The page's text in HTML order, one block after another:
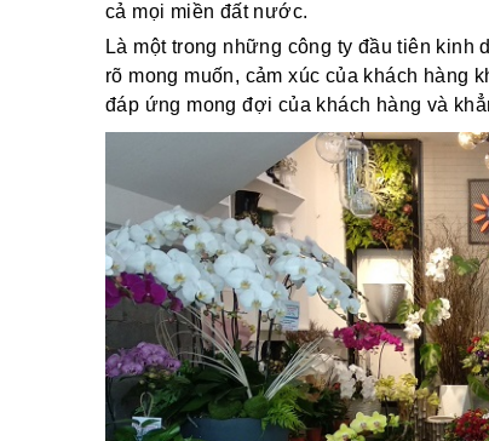
cả mọi miền đất nước.
Là một trong những công ty đầu tiên
rõ mong muốn, cảm xúc của khách hàng
đáp ứng mong đợi của khách hàng và